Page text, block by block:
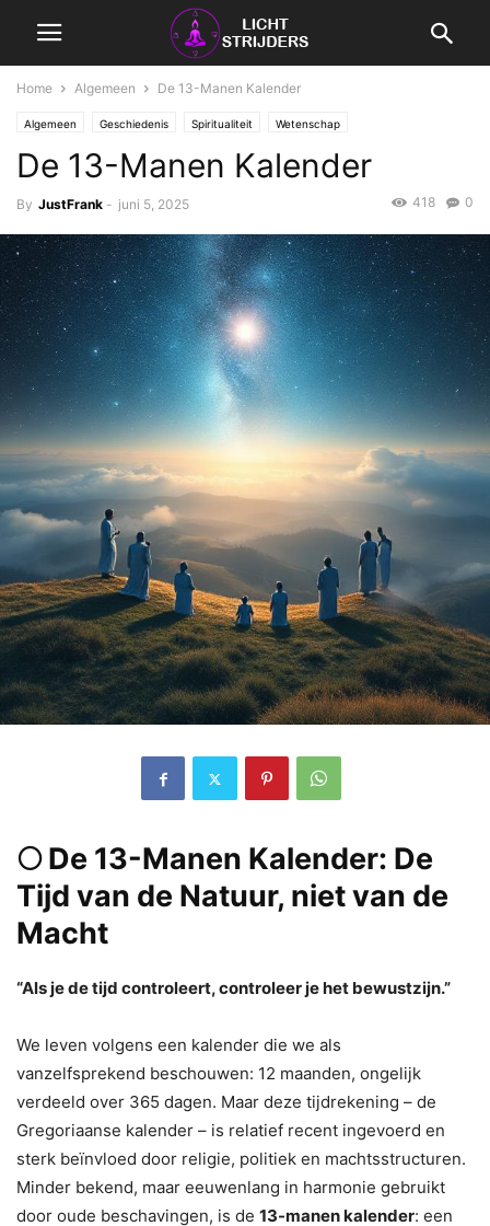
Home Algemeen De 13-Manen Kalender
Algemeen Geschiedenis Spiritualiteit Wetenschap
De 13-Manen Kalender
By JustFrank - juni 5, 2025 0
418
🌕 De 13-Manen Kalender: De
Tijd van de Natuur, niet van de
Macht
“Als je de tijd controleert, controleer je het bewustzijn.”
We leven volgens een kalender die we als
vanzelfsprekend beschouwen: 12 maanden, ongelijk
verdeeld over 365 dagen. Maar deze tijdrekening – de
Gregoriaanse kalender – is relatief recent ingevoerd en
sterk beïnvloed door religie, politiek en machtsstructuren.
Minder bekend, maar eeuwenlang in harmonie gebruikt
door oude beschavingen, is de 13-manen kalender: een